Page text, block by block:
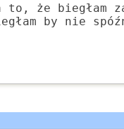
M.napisał(a) komentarz
jolawnapisał(a)komentarz
to, że biegłam
by nie